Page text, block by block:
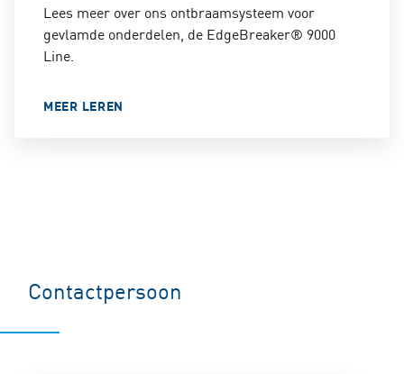
Lees meer over ons ontbraamsysteem voor
gevlamde onderdelen, de EdgeBreaker® 9000
Line.
MEER LEREN
Contactpersoon